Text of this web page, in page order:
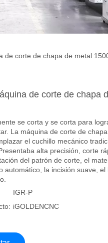
de corte de chapa de metal
de corte de chapa
se corta y se corta para
La máquina de corte de
el cuchillo mecánico
alta precisión, corte
del patrón de corte, el
automático, la incisión suave, el
IGR-P
iGOLDENCNC